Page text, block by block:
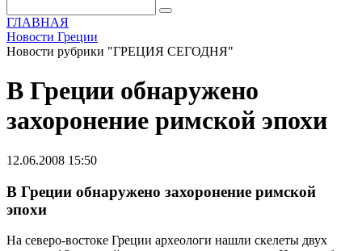
ГЛАВНАЯ
Новости Греции
Новости рубрики "ГРЕЦИЯ СЕГОДНЯ"
В Греции обнаружено
захоронение римской эпохи
12.06.2008 15:50
В Греции обнаружено захоронение римской
эпохи
На северо-востоке Греции археологи нашли скелеты двух